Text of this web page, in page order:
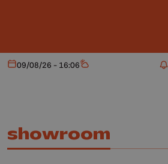
Aujourd'hui
09/08/26 - 16:06 Météo
showroom